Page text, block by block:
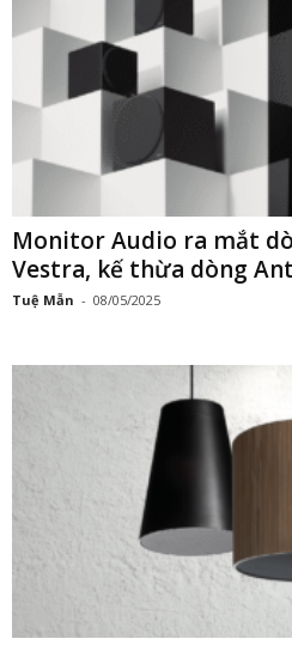
Monitor Audio ra mắt
Vestra, kế thừa dòng
Tuệ Mẫn - 08/05/2025